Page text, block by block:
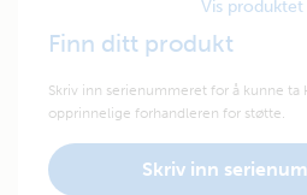
Vis produktet
Finn ditt produkt
Skriv inn serienummeret for å kunne ta
opprinnelige forhandleren for støtte.
Skriv inn